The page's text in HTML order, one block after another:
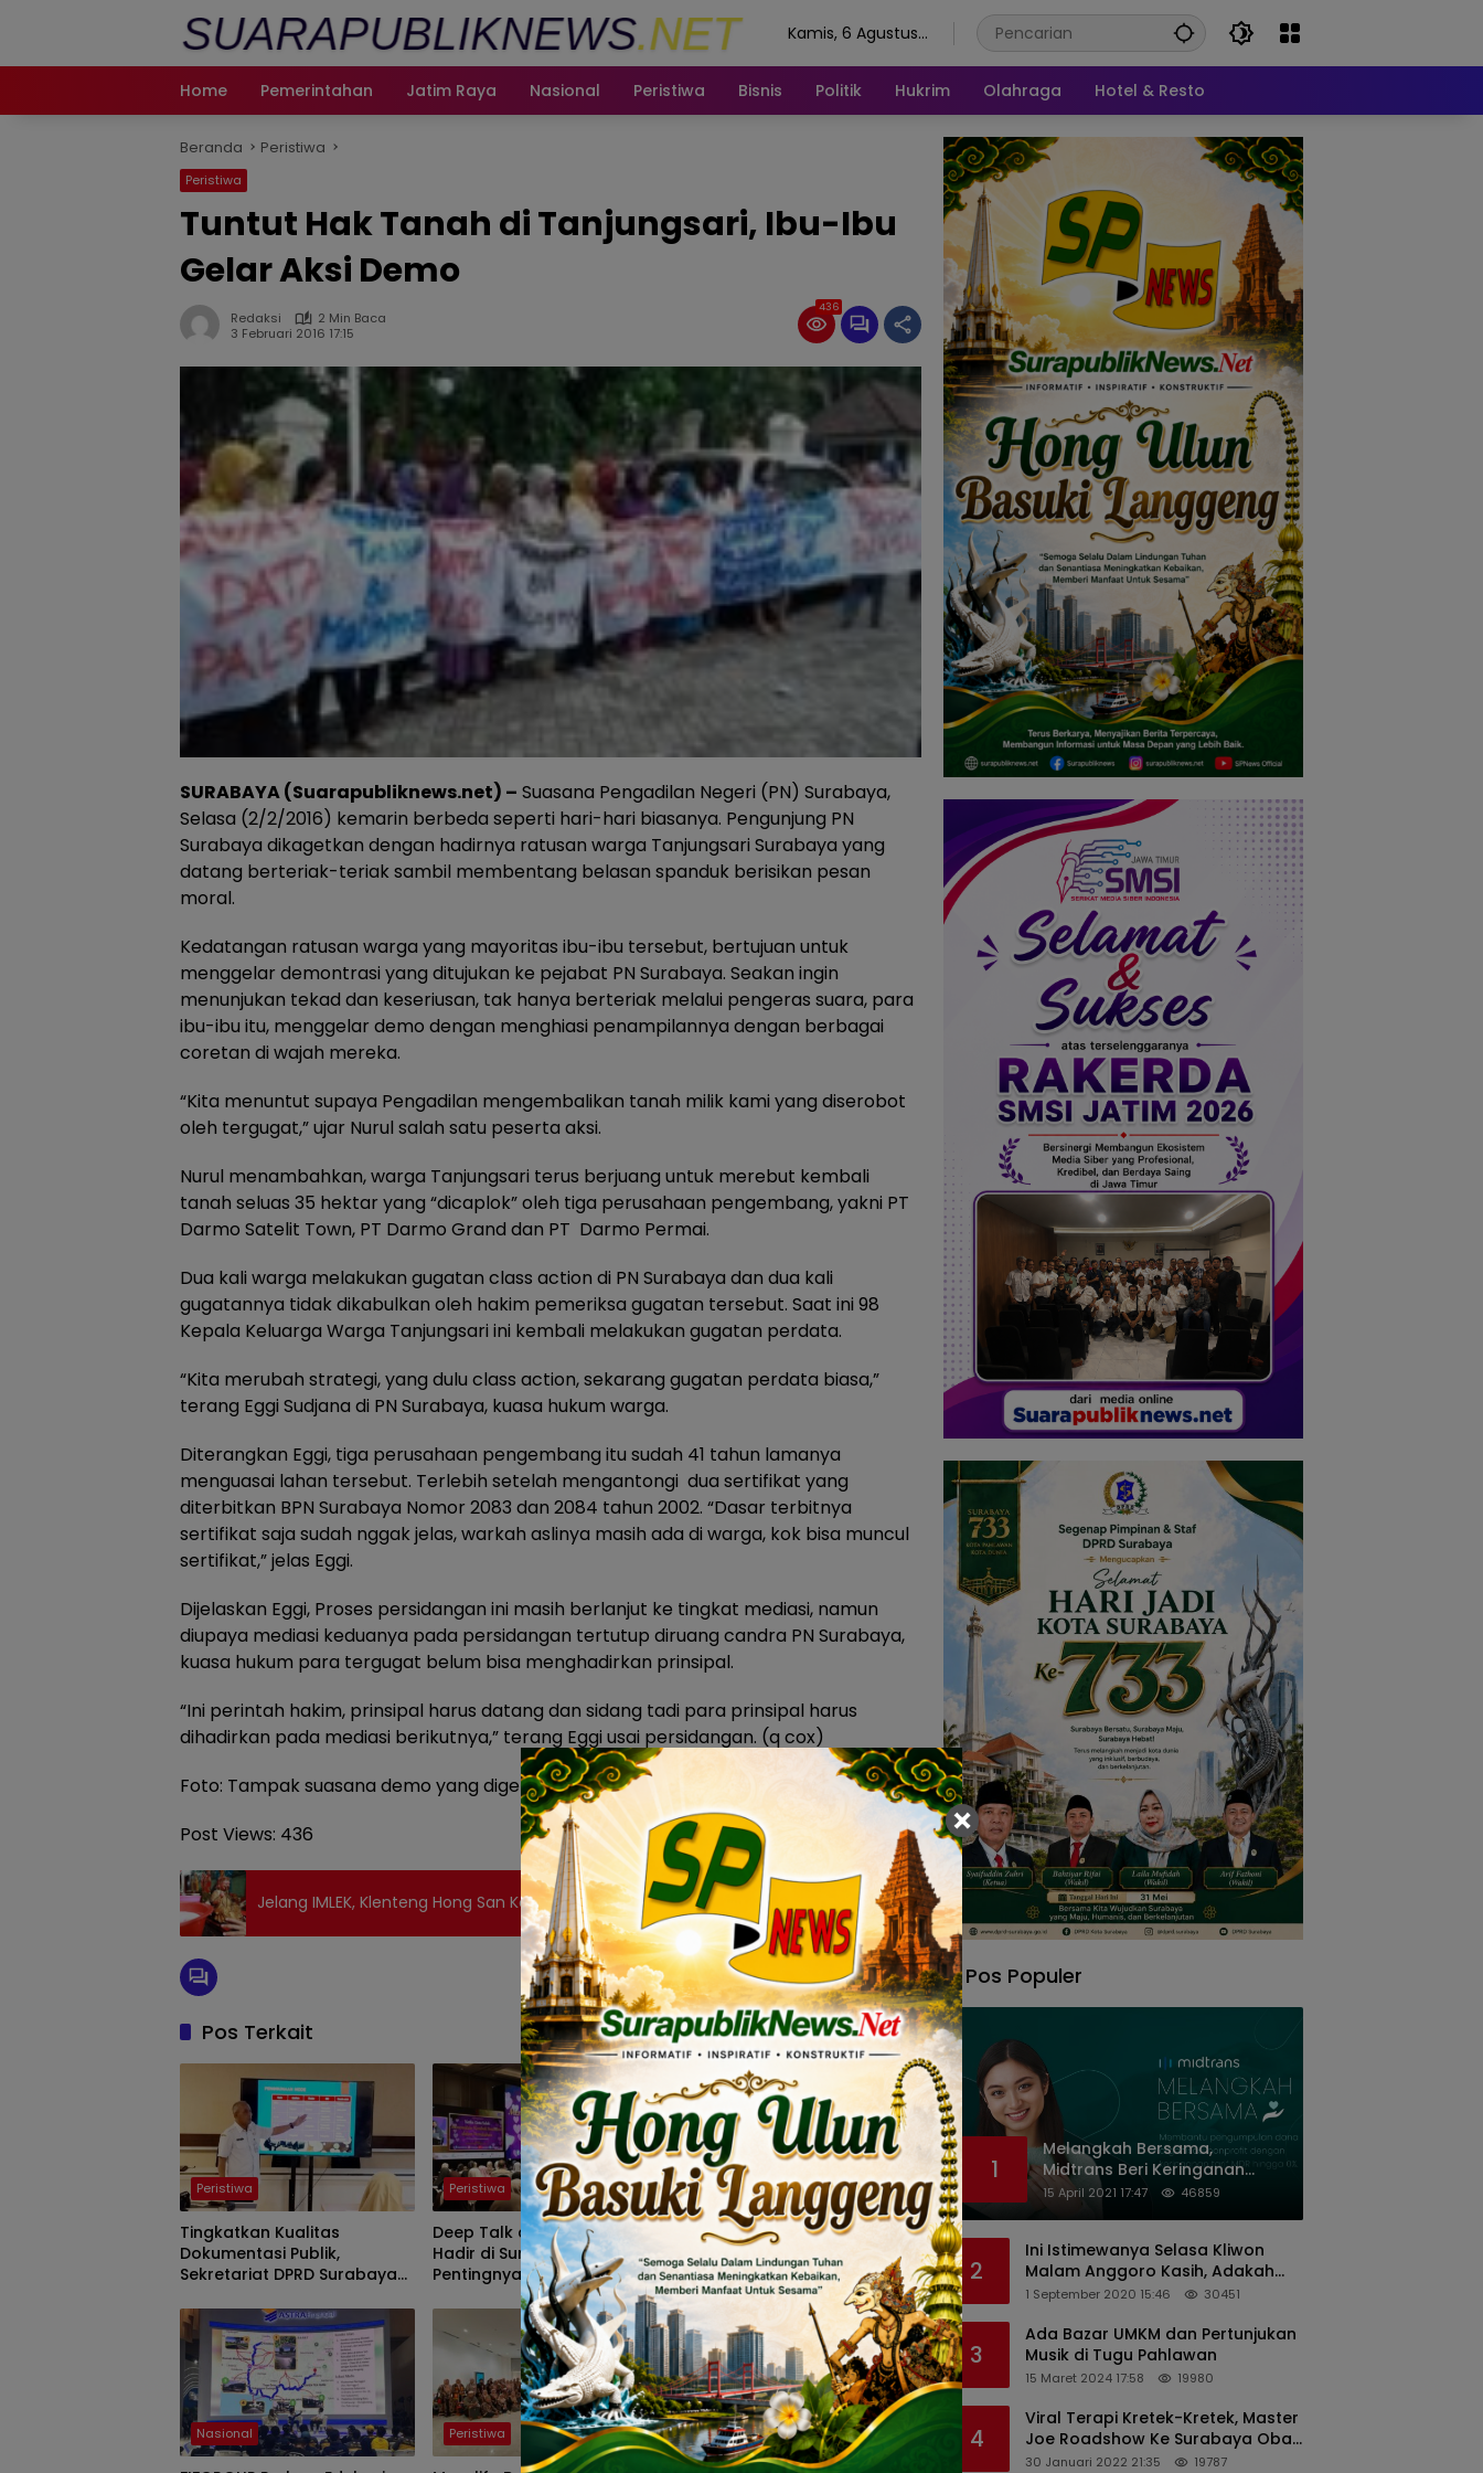
Kamis, 6 Agustus
Home
Pemerintahan Jatim Raya Nasional Peristiwa Bisnis Politik Hukrim Olahraga Hotel & Resto
Beranda Peristiwa
Peristiwa
Tuntut Hak Tanah di Tanjungsari, Ibu-Ibu
Gelar Aksi Demo
Redaksi
2 Min Baca
3 Februari 2016 17:15
436
SURABAYA (Suarapubliknews.net) – Suasana Pengadilan Negeri (PN) Surabaya,
Selasa (2/2/2016) kemarin berbeda seperti hari-hari biasanya. Pengunjung PN
Surabaya dikagetkan dengan hadirnya ratusan warga Tanjungsari Surabaya yang
datang berteriak-teriak sambil membentang belasan spanduk berisikan pesan
moral.
Kedatangan ratusan warga yang mayoritas ibu-ibu tersebut, bertujuan untuk
menggelar demontrasi yang ditujukan ke pejabat PN Surabaya. Seakan ingin
menunjukan tekad dan keseriusan, tak hanya berteriak melalui pengeras suara, para
ibu-ibu itu, menggelar demo dengan menghiasi penampilannya dengan berbagai
coretan di wajah mereka.
“Kita menuntut supaya Pengadilan mengembalikan tanah milik kami yang diserobot
oleh tergugat,” ujar Nurul salah satu peserta aksi.
Nurul menambahkan, warga Tanjungsari terus berjuang untuk merebut kembali
tanah seluas 35 hektar yang “dicaplok” oleh tiga perusahaan pengembang, yakni PT
Darmo Satelit Town, PT Darmo Grand dan PT Darmo Permai.
Dua kali warga melakukan gugatan class action di PN Surabaya dan dua kali
gugatannya tidak dikabulkan oleh hakim pemeriksa gugatan tersebut. Saat ini 98
Kepala Keluarga Warga Tanjungsari ini kembali melakukan gugatan perdata.
“Kita merubah strategi, yang dulu class action, sekarang gugatan perdata biasa,”
terang Eggi Sudjana di PN Surabaya, kuasa hukum warga.
Diterangkan Eggi, tiga perusahaan pengembang itu sudah 41 tahun lamanya
menguasai lahan tersebut. Terlebih setelah mengantongi dua sertifikat yang
diterbitkan BPN Surabaya Nomor 2083 dan 2084 tahun 2002. “Dasar terbitnya
sertifikat saja sudah nggak jelas, warkah aslinya masih ada di warga, kok bisa muncul
sertifikat,” jelas Eggi.
Dijelaskan Eggi, Proses persidangan ini masih berlanjut ke tingkat mediasi, namun
diupaya mediasi keduanya pada persidangan tertutup diruang candra PN Surabaya,
kuasa hukum para tergugat belum bisa menghadirkan prinsipal.
“Ini perintah hakim, prinsipal harus datang dan sidang tadi para prinsipal harus
dihadirkan pada mediasi berikutnya,” terang Eggi usai persidangan. (q cox)
Foto: Tampak suasana demo yang digelar ibu-ibu Tanjungsari di PN Surabaya.
Post Views: 436
Jelang IMLEK, Klenteng Hong San Ko Teen Gelar Tradisi Cuci Patung Dewa
Pos Terkait
Peristiwa
Tingkatkan Kualitas
Dokumentasi Publik,
Sekretariat DPRD Surabaya
Fotografi
Peristiwa
Deep Talk dr Aisah Dahlan
Hadir di Surabaya, Bahas
Pentingnya Memahami
Pasangan dalam
Membangun Hubungan
Harmonis
Bisnis
LEPAS Bangun Kepercayaan
Konsumen Indonesia lewat
Pengalaman Berkendara
hingga Layanan Purnajual
Nasional Peristiwa Peristiwa
Pos Populer
1
Melangkah Bersama,
Midtrans Beri Keringanan
Biaya Transaksi ke Organisasi
15 April 2021 17:47 46859
2
Ini Istimewanya Selasa Kliwon
Malam Anggoro Kasih, Adakah
Kaitannya dengan Keputusan
1 September 2020 15:46 30451
3
Ada Bazar UMKM dan Pertunjukan
Musik di Tugu Pahlawan
15 Maret 2024 17:58 19980
4
Viral Terapi Kretek-Kretek, Master
Joe Roadshow Ke Surabaya Obati
Pasien Sekaligus Edukasi
30 Januari 2022 21:35 19787